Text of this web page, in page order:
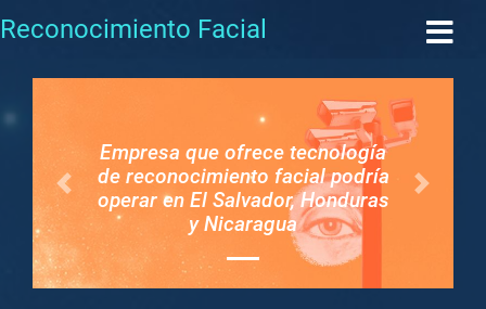
Reconocimiento Facial
Empresa que ofrece tecnología
de reconocimiento facial podría
operar en El Salvador, Honduras
y Nicaragua
Anterior